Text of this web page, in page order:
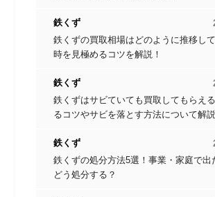
円/kg(税込)
鉄くず
鉄くずの買取相場はどのように推移し
時を見極めるコツを解説！
鉄くず
鉄くずはサビていても買取してもらえ
るコツやサビを落とす方法について解説
鉄くず
鉄くずの処分方法5選！事業・家庭で出
どう処分する？